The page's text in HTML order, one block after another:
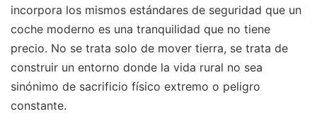
incorpora los mismos estándares de seguridad que un
coche moderno es una tranquilidad que no tiene
precio. No se trata solo de mover tierra, se trata de
construir un entorno donde la vida rural no sea
sinónimo de sacrificio físico extremo o peligro
constante.